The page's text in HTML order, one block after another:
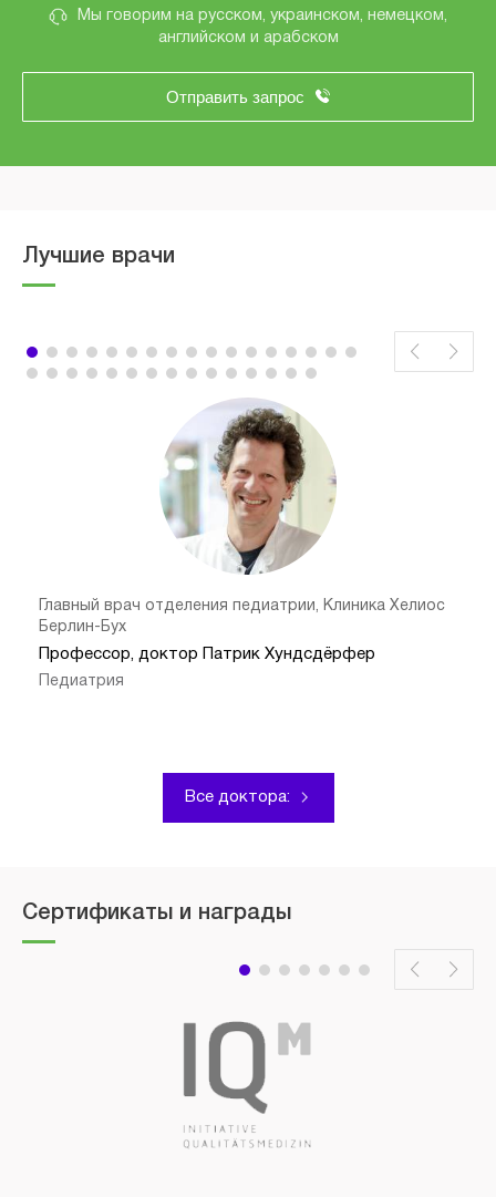
Мы говорим на русском, украинском, немецком,
английском и арабском
Отправить запрос
Лучшие врачи
Главный врач отделения педиатрии, Клиника Хелиос
Берлин-Бух
Профессор, доктор Патрик Хундсдёрфер
Педиатрия
Все доктора:
Сертификаты и награды